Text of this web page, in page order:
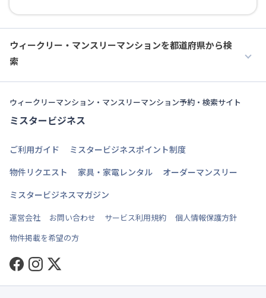
ウィークリー・マンスリーマンションを都道府県から検
索
ウィークリーマンション・マンスリーマンション予約・検索サイト
ミスタービジネス
ご利用ガイド
ミスタービジネスポイント制度
物件リクエスト
家具・家電レンタル
オーダーマンスリー
ミスタービジネスマガジン
運営会社 お問い合わせ サービス利用規約
個人情報保護方針
物件掲載を希望の方
Facebook
Instagram
Twitter